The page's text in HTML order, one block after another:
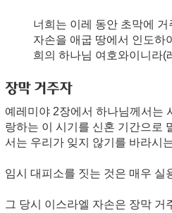
너희는 이레 동안 초막에
자손을 애굽 땅에서 인도하
희의 하나님 여호와이니라(
장막 거주자
예레미야 2장에서 하나님께서는
랑하는 이 시기를 신혼 기간으로
서는 우리가 잊지 않기를 바라시
임시 대피소를 짓는 것은 매우 실
그 당시 이스라엘 자손은 장막